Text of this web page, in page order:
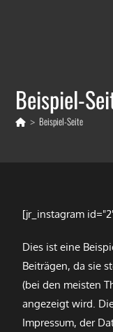
Beispiel-
> Beispiel-Seite
[jr_instagram
Dies ist eine
Beiträgen, da sie
(bei den meisten
angezeigt wird.
Impressum, der